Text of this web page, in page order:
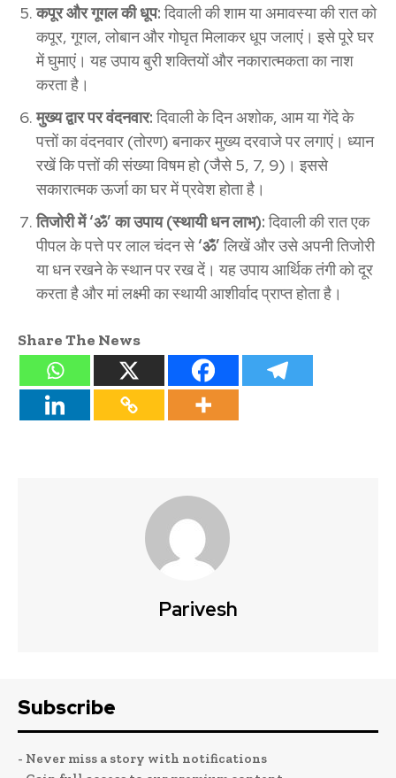
कपूर और गूगल की धूप:दिवाली की शाम या अमावस्या की रात को
कपूर, गूगल, लोबान और गोघृत मिलाकर धूप जलाएं। इसे पूरे घर
में घुमाएं। यह उपाय बुरी शक्तियों और नकारात्मकता का नाश
करता है।
मुख्य द्वार पर वंदनवार:दिवाली के दिन अशोक, आम या गेंदे के
पत्तों का वंदनवार (तोरण) बनाकर मुख्य दरवाजे पर लगाएं। ध्यान
रखें कि पत्तों की संख्या विषम हो (जैसे 5, 7, 9)। इससे
सकारात्मक ऊर्जा का घर में प्रवेश होता है।
तिजोरी में ‘ॐ’ का उपाय (स्थायी धन लाभ):दिवाली की रात एक
पीपल के पत्ते पर लाल चंदन से‘ॐ’लिखें और उसे अपनी तिजोरी
या धन रखने के स्थान पर रख दें। यह उपाय आर्थिक तंगी को दूर
करता है और मां लक्ष्मी का स्थायी आशीर्वाद प्राप्त होता है।
Share The News
Parivesh
Subscribe
- Never miss a story with notifications